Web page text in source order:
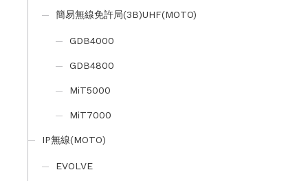
簡易無線免許局(3B)UHF(MOTO)
GDB4000
GDB4800
MiT5000
MiT7000
IP無線(MOTO)
EVOLVE